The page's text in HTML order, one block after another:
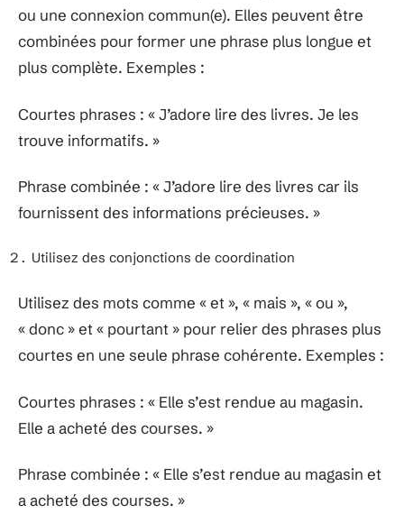
ou une connexion commun(e). Elles peuvent être
combinées pour former une phrase plus longue et
plus complète. Exemples :
Courtes phrases : « J’adore lire des livres. Je les
trouve informatifs. »
Phrase combinée : « J’adore lire des livres car ils
fournissent des informations précieuses. »
Utilisez des conjonctions de coordination
Utilisez des mots comme « et », « mais », « ou »,
« donc » et « pourtant » pour relier des phrases plus
courtes en une seule phrase cohérente. Exemples :
Courtes phrases : « Elle s’est rendue au magasin.
Elle a acheté des courses. »
Phrase combinée : « Elle s’est rendue au magasin et
a acheté des courses. »